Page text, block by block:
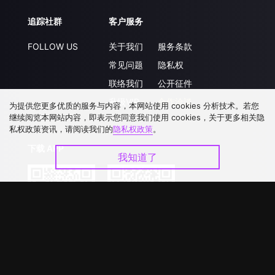
追踪社群
FOLLOW US
客户服务
关于我们
常见问题
联络我们
升级VIP
服务条款
隐私权
公开征件
合作洽談
下载 APP
为提供您更多优质的服务与内容，本网站使用 cookies 分析技术。若您
继续阅览本网站内容，即表示您同意我们使用 cookies，关于更多相关隐
私权政策资讯，请阅读我们的隐私权政策。
我知道了